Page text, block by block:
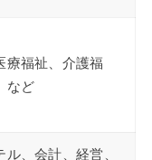
療福祉、介護福
など
、会計、経営、